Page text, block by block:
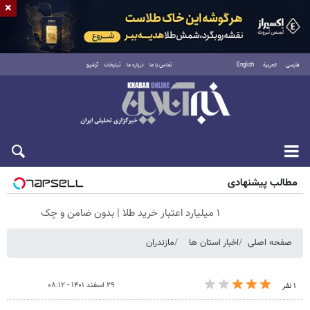
فارسی العربية English تماس با ما درباره ما تبلیغات آرشیو
جمعه ۱۶ مرداد ۱۴۰۵
مطالب پیشنهادی
۱ میلیارد اعتبار خرید طلا | بدون ضامن و چک
صفحه اصلی اخبار استان ها مازندران
۱ نفر ۲۹ اسفند ۱۴۰۱ - ۰۸:۱۲
×